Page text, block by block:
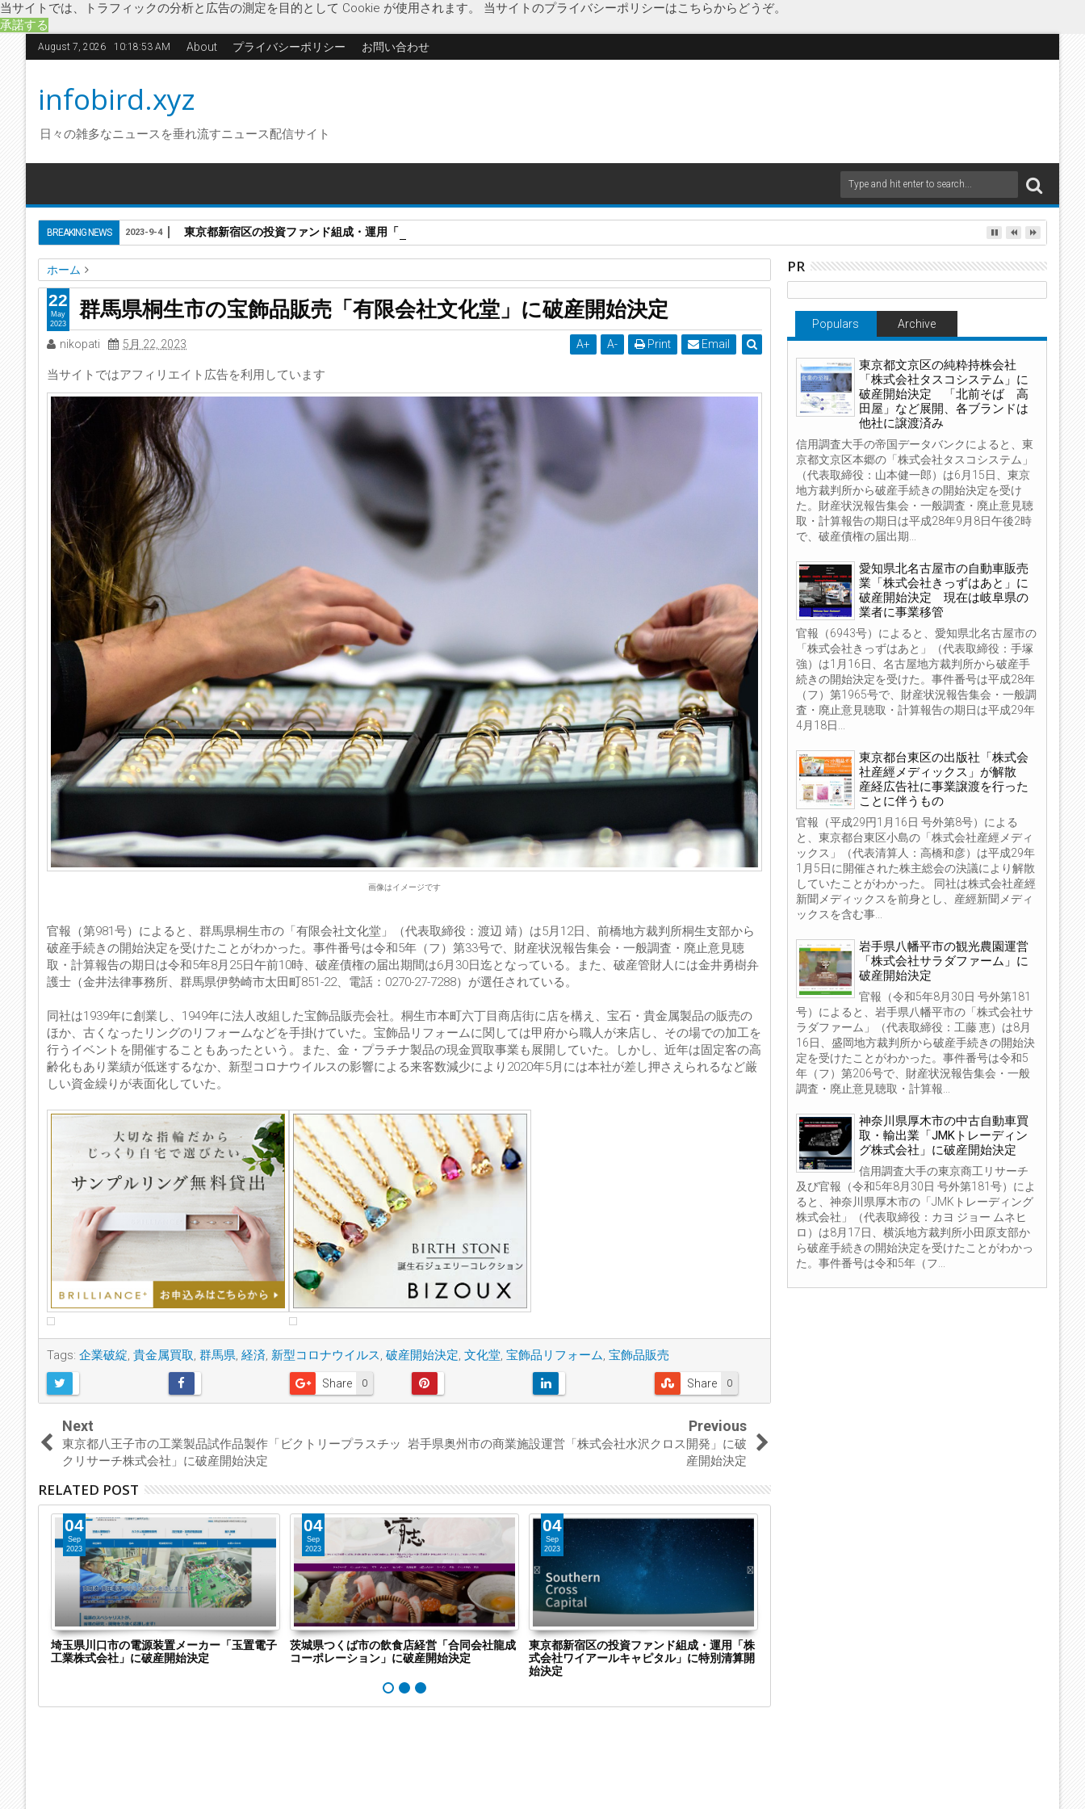
当サイトでは、トラフィックの分析と広告の測定を目的として Cookie が使用されます。 当サイトのプライバシーポリシーはこちらからどうぞ。
承諾する
August 7, 2026 10:18:54 AM About プライバシーポリシー お問い合わせ
infobird.xyz
日々の雑多なニュースを垂れ流すニュース配信サイト
BREAKING NEWS 東京都新宿区の投資ファンド組成・運用「株式会社ワイアールキャピタル」に特別清算開始決定
2023-9-4
ホーム
企業破綻
貴金属買取 群馬県 経済 新型コロナウイルス 破産開始決定 文化堂 宝飾品リフォーム
宝飾品販売
群馬県桐生市の宝飾品販売「有限会社文化堂」に破産開始決定
群馬県桐生市の宝飾品販売「有限会社文化堂」に破産開始決定
nikopati 5月 22, 2023 A+ A- Print Email
当サイトではアフィリエイト広告を利用しています
画像はイメージです
官報（第981号）によると、群馬県桐生市の「有限会社文化堂」（代表取締役：渡辺 靖）は5月12日、前橋地方裁判所桐生支部から
破産手続きの開始決定を受けたことがわかった。事件番号は令和5年（フ）第33号で、財産状況報告集会・一般調査・廃止意見聴
取・計算報告の期日は令和5年8月25日午前10時、破産債権の届出期間は6月30日迄となっている。また、破産管財人には金井勇樹弁
護士（金井法律事務所、群馬県伊勢崎市太田町851-22、電話：0270-27-7288）が選任されている。
同社は1939年に創業し、1949年に法人改組した宝飾品販売会社。桐生市本町六丁目商店街に店を構え、宝石・貴金属製品の販売の
ほか、古くなったリングのリフォームなどを手掛けていた。宝飾品リフォームに関しては甲府から職人が来店し、その場での加工を
行うイベントを開催することもあったという。また、金・プラチナ製品の現金買取事業も展開していた。しかし、近年は固定客の高
齢化もあり業績が低迷するなか、新型コロナウイルスの影響による来客数減少により2020年5月には本社が差し押さえられるなど厳
しい資金繰りが表面化していた。
Tags: 企業破綻 貴金属買取 群馬県 経済 新型コロナウイルス 破産開始決定 文化堂 宝飾品リフォーム 宝飾品販売
0
Share 0
Share
22
May
2023
Next
東京都八王子市の工業製品試作品製作「ビクトリープラスチッ
クリサーチ株式会社」に破産開始決定
Previous
岩手県奥州市の商業施設運営「株式会社水沢クロス開発」に破
産開始決定
RELATED POST
04
Sep
2023
茨城県つくば市の飲食店経営「合同会社龍成
コーポレーション」に破産開始決定
04
Sep
2023
東京都新宿区の投資ファンド組成・運用「株
式会社ワイアールキャピタル」に特別清算開
04
Sep
2023
東京都中央区の測定機器メーカー「株式会社
ES（旧商号：株式会社FUSO）」に特別清算
開始決定 事業はA-Gas Japanが承継
PR
Populars Archive
東京都文京区の純粋持株会社
「株式会社タスコシステム」に
破産開始決定 「北前そば 高
田屋」など展開、各ブランドは
他社に譲渡済み
信用調査大手の帝国データバンクによると、東
京都文京区本郷の「株式会社タスコシステム」
（代表取締役：山本健一郎）は6月15日、東京
地方裁判所から破産手続きの開始決定を受け
た。財産状況報告集会・一般調査・廃止意見聴
取・計算報告の期日は平成28年9月8日午後2時
で、破産債権の届出期...
愛知県北名古屋市の自動車販売
業「株式会社きっずはあと」に
破産開始決定 現在は岐阜県の
業者に事業移管
官報（6943号）によると、愛知県北名古屋市の
「株式会社きっずはあと」（代表取締役：手塚
強）は1月16日、名古屋地方裁判所から破産手
続きの開始決定を受けた。事件番号は平成28年
（フ）第1965号で、財産状況報告集会・一般調
査・廃止意見聴取・計算報告の期日は平成29年
4月18日...
東京都台東区の出版社「株式会
社産經メディックス」が解散
産経広告社に事業譲渡を行った
ことに伴うもの
官報（平成29円1月16日 号外第8号）による
と、東京都台東区小島の「株式会社産經メディ
ックス」（代表清算人：高橋和彦）は平成29年
1月5日に開催された株主総会の決議により解散
していたことがわかった。 同社は株式会社産經
新聞メディックスを前身とし、産經新聞メディ
ックスを含む事...
岩手県八幡平市の観光農園運営
「株式会社サラダファーム」に
破産開始決定
官報（令和5年8月30日 号外第181
号）によると、岩手県八幡平市の「株式会社サ
ラダファーム」（代表取締役：工藤 恵）は8月
16日、盛岡地方裁判所から破産手続きの開始決
定を受けたことがわかった。事件番号は令和5
年（フ）第206号で、財産状況報告集会・一般
調査・廃止意見聴取・計算報...
神奈川県厚木市の中古自動車買
取・輸出業「JMKトレーディン
グ株式会社」に破産開始決定
信用調査大手の東京商工リサーチ
及び官報（令和5年8月30日 号外第181号）によ
ると、神奈川県厚木市の「JMKトレーディング
株式会社」（代表取締役：カヨ ジョー ムネヒ
ロ）は8月17日、横浜地方裁判所小田原支部か
ら破産手続きの開始決定を受けたことがわかっ
た。事件番号は令和5年（フ...